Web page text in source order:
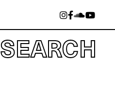
SEARCH